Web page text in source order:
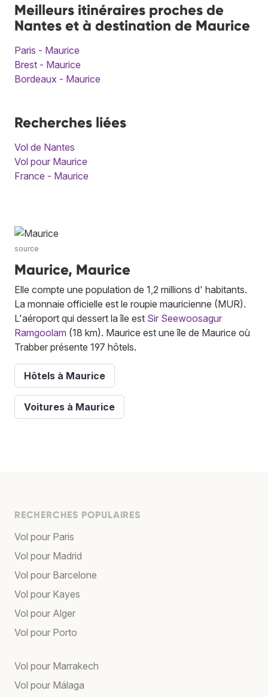
Meilleurs itinéraires proches de
Nantes et à destination de Maurice
Paris - Maurice
Brest - Maurice
Bordeaux - Maurice
Recherches liées
Vol de Nantes
Vol pour Maurice
France - Maurice
source
Maurice, Maurice
Elle compte une population de 1,2 millions d' habitants.
La monnaie officielle est le roupie mauricienne (MUR).
L'aéroport qui dessert la île est Sir Seewoosagur
Ramgoolam (18 km). Maurice est une île de Maurice où
Trabber présente 197 hôtels.
Hôtels à Maurice
Voitures à Maurice
RECHERCHES POPULAIRES
Vol pour Paris
Vol pour Madrid
Vol pour Barcelone
Vol pour Kayes
Vol pour Alger
Vol pour Porto
Vol pour Marrakech
Vol pour Málaga